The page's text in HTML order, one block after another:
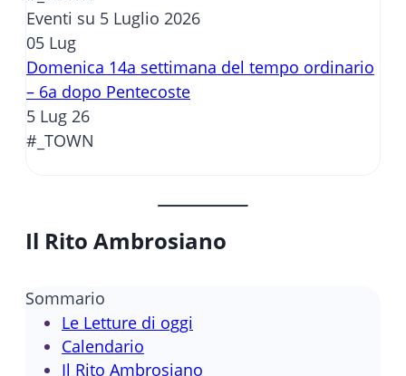
Eventi su 5 Luglio 2026
05 Lug
Domenica 14a settimana del tempo ordinario
– 6a dopo Pentecoste
5 Lug 26
#_TOWN
Il Rito Ambrosiano
Sommario
Le Letture di oggi
Calendario
Il Rito Ambrosiano